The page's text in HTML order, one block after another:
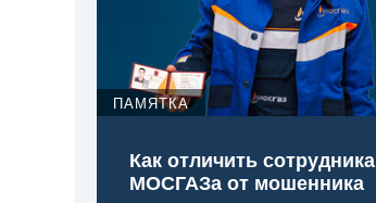
ПАМЯТКА
Как отличить сотрудника
МОСГАЗа от мошенника